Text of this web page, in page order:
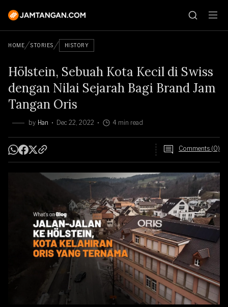
HOME STORIES HISTORY
Hölstein, Sebuah Kota Kecil di Swiss
dengan Nilai Sejarah Bagi Brand Jam
Tangan Oris
by Han Dec 22, 2022 4 min read
Comments (0)